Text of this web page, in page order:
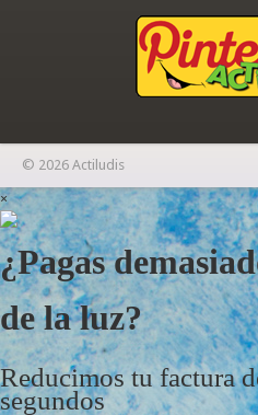
© 2026 Actiludis
×
¿Pagas
de la luz?
Reducimos tu factura
segundos